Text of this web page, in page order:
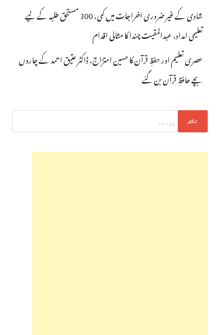
شادی کے غیر ضروری اخراجات میں کمی، 300 مستحق طلبہ کے لیے
تعلیمی امداد، عبدالمقیت چندا کا مثالی اقدام
عصری تعلیم اور حفظِ قرآن کا حسین امتزاج، ڈاکٹر عتیق احمد کے چاروں
بچے حافظِ قرآن بن گئے